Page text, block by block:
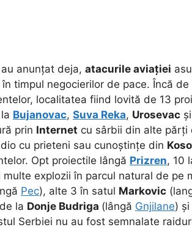
anunțat deja, atacurile aviației
timpul negocierilor de pace. Încă de
localitatea fiind lovită de 13
Bujanovac, Suva Reka, Urosevac și
prin Internet cu sârbii din alte părți
cu prieteni sau cunoștințe din
Opt proiectile lângă Prizren, 10
multe explozii în parcul natural de pe
Pec), alte 3 în satul Markovic
la Donje Budriga (lângă Gnjilane)
Serbiei nu au fost semnalate